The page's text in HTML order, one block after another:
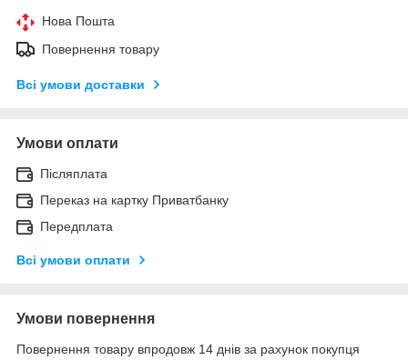
Нова Пошта
Повернення товару
Всі умови доставки
Умови оплати
Післяплата
Переказ на картку Приватбанку
Передплата
Всі умови оплати
Умови повернення
Повернення товару впродовж 14 днів за рахунок покупця